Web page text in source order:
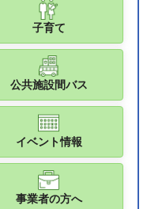
子育て
公共施設間バス
イベント情報
事業者の方へ